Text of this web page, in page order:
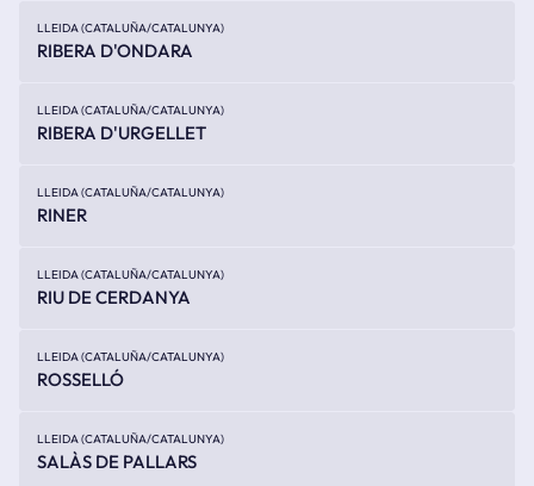
LLEIDA (CATALUÑA/CATALUNYA)
RIBERA D'ONDARA
LLEIDA (CATALUÑA/CATALUNYA)
RIBERA D'URGELLET
LLEIDA (CATALUÑA/CATALUNYA)
RINER
LLEIDA (CATALUÑA/CATALUNYA)
RIU DE CERDANYA
LLEIDA (CATALUÑA/CATALUNYA)
ROSSELLÓ
LLEIDA (CATALUÑA/CATALUNYA)
SALÀS DE PALLARS